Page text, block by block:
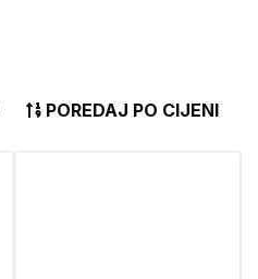
POREDAJ PO CIJENI